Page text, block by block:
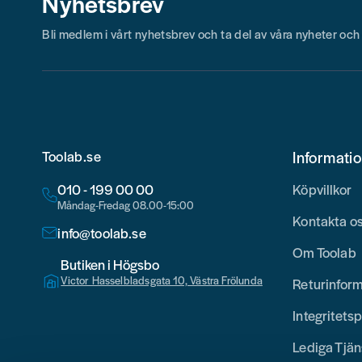
Bli medlem i vårt nyhetsbrev och ta del av våra nyheter
Toolab.se
010 - 199 00 00
Måndag-Fredag 08.00-15:00
info@toolab.se
Butiken i Högsbo
Victor Hasselbladsgata 10, Västra Frölunda
Köpvillkor
Kontakta
Om Toolab
Lediga